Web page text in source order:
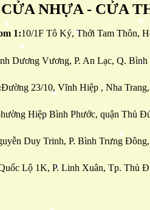
NHỰA - CỬA
1:10/1F Tô Ký, Thới Tam Thôn,
Dương Vương, P. An Lạc, Q. Bình
Đường 23/10, Vĩnh Hiệp , Nha
Hiệp Bình Phước, quận Thủ
Duy Trinh, P. Bình Trưng
Lộ 1K, P. Linh Xuân, Tp. Thủ